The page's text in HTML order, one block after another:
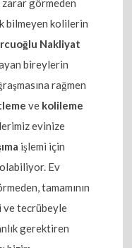
zarar görmeden
bilmeyen kolilerin
Nakliyat
bireylerin
rağmen
ve kolileme
evinize
işlemi için
Ev
tamamının
ve tecrübeyle
gerektiren